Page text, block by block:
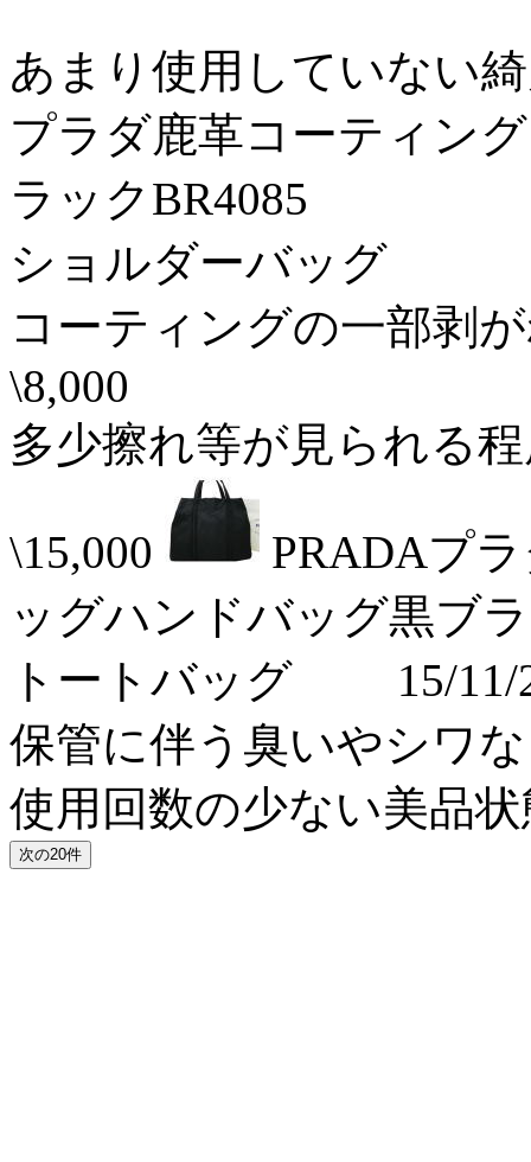
あまり使用していない
プラダ鹿革コーティン
ラックBR4085
ショルダーバッグ
コーティングの一部剥
\8,000
多少擦れ等が見られる
\15,000
PRADAプ
ッグハンドバッグ黒ブ
トートバッグ 15/11/
保管に伴う臭いやシワ
使用回数の少ない美品状